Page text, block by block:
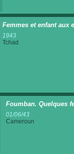
Femmes et enfant aux
1943
Tchad
Foumban. Quelques
01/06/43
Cameroun